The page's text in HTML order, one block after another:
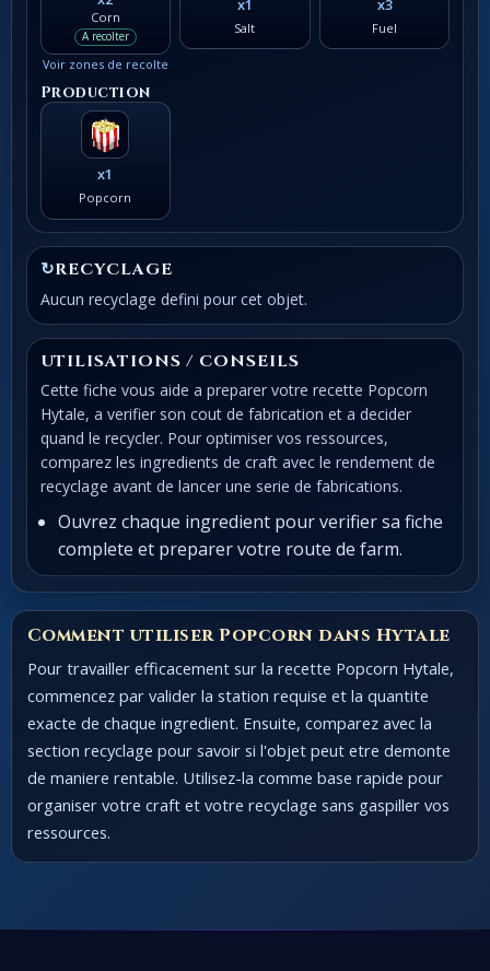
Corn
A recolter
Voir zones de recolte
x1
Salt
x3
Fuel
Production
x1
Popcorn
↻RECYCLAGE
Aucun recyclage defini pour cet objet.
UTILISATIONS / CONSEILS
Cette fiche vous aide a preparer votre recette Popcorn
Hytale, a verifier son cout de fabrication et a decider
quand le recycler. Pour optimiser vos ressources,
comparez les ingredients de craft avec le rendement de
recyclage avant de lancer une serie de fabrications.
Ouvrez chaque ingredient pour verifier sa fiche
complete et preparer votre route de farm.
Comment utiliser Popcorn dans Hytale
Pour travailler efficacement sur la recette Popcorn Hytale,
commencez par valider la station requise et la quantite
exacte de chaque ingredient. Ensuite, comparez avec la
section recyclage pour savoir si l'objet peut etre demonte
de maniere rentable. Utilisez-la comme base rapide pour
organiser votre craft et votre recyclage sans gaspiller vos
ressources.